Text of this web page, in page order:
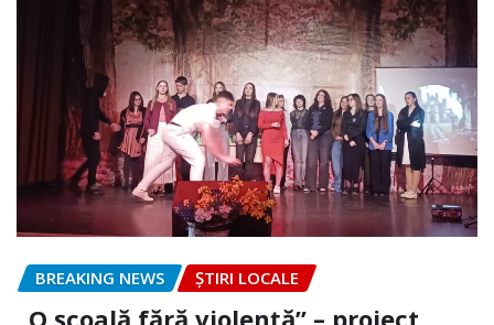
BREAKING NEWS ȘTIRI LOCALE
„O școală fără violență” – proiect